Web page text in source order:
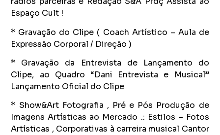
Espaço Cult !
* Gravação do Clipe ( Coach Artístico – Aula de
Expressão Corporal / Direção )
* Gravação da Entrevista de Lançamento do
Clipe, ao Quadro “Dani Entrevista e Musical”
Lançamento Oficial do Clipe
* Show&Art Fotografia , Pré e Pós Produção de
Imagens Artísticas ao Mercado .: Estilos – Fotos
Artísticas , Corporativas à carreira musical Cantor